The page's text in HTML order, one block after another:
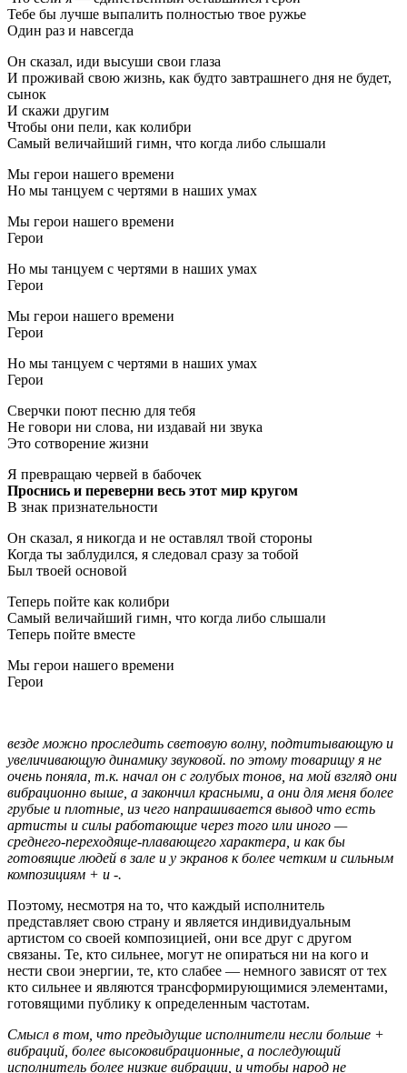
Тебе бы лучше выпалить полностью твое ружье
Один раз и навсегда
Он сказал, иди высуши свои глаза
И проживай свою жизнь, как будто завтрашнего дня не будет,
сынок
И скажи другим
Чтобы они пели, как колибри
Самый величайший гимн, что когда либо слышали
Мы герои нашего времени
Но мы танцуем с чертями в наших умах
Мы герои нашего времени
Герои
Но мы танцуем с чертями в наших умах
Герои
Мы герои нашего времени
Герои
Но мы танцуем с чертями в наших умах
Герои
Сверчки поют песню для тебя
Не говори ни слова, ни издавай ни звука
Это сотворение жизни
Я превращаю червей в бабочек
Проснись и переверни весь этот мир кругом
В знак признательности
Он сказал, я никогда и не оставлял твой стороны
Когда ты заблудился, я следовал сразу за тобой
Был твоей основой
Теперь пойте как колибри
Самый величайший гимн, что когда либо слышали
Теперь пойте вместе
Мы герои нашего времени
Герои
везде можно проследить световую волну, подтитывающую и
увеличивающую динамику звуковой. по этому товарищу я не
очень поняла, т.к. начал он с голубых тонов, на мой взгляд они
вибрационно выше, а закончил красными, а они для меня более
грубые и плотные, из чего напрашивается вывод что есть
артисты и силы работающие через того или иного —
среднего-переходяще-плавающего характера, и как бы
готовящие людей в зале и у экранов к более четким и сильным
композициям + и -.
Поэтому, несмотря на то, что каждый исполнитель
представляет свою страну и является индивидуальным
артистом со своей композицией, они все друг с другом
связаны. Те, кто сильнее, могут не опираться ни на кого и
нести свои энергии, те, кто слабее — немного зависят от тех
кто сильнее и являются трансформирующимися элементами,
готовящими публику к определенным частотам.
Смысл в том, что предыдущие исполнители несли больше +
вибраций, более высоковибрационные, а последующий
исполнитель более низкие вибрации, и чтобы народ не